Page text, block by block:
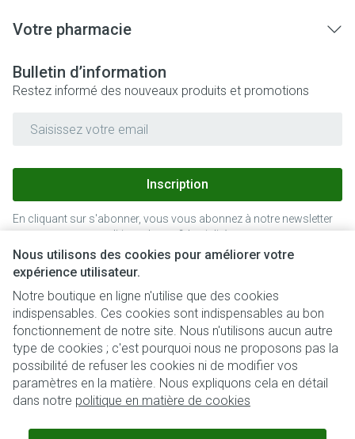
Nous utilisons des cookies pour améliorer votre
expérience utilisateur.
Notre boutique en ligne n'utilise que des cookies
indispensables. Ces cookies sont indispensables au bon
fonctionnement de notre site. Nous n'utilisons aucun autre
type de cookies ; c'est pourquoi nous ne proposons pas la
possibilité de refuser les cookies ni de modifier vos
paramètres en la matière. Nous expliquons cela en détail
dans notre politique en matière de cookies
Votre pharmacie
Bulletin d’information
Restez informé des nouveaux produits et promotions
Inscription
En cliquant sur s'abonner, vous vous abonnez à notre newsletter
et acceptez notrepolitique de confidentialité.
Liens légaux